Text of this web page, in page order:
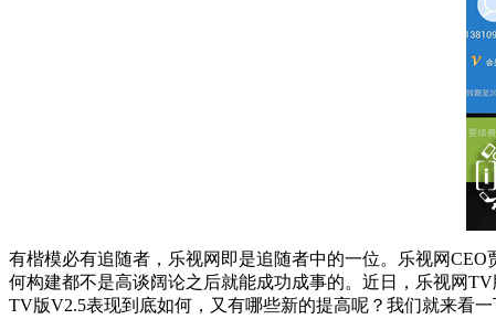
有楷模必有追随者，乐视网即是追随者中的一位。乐视网
何构建都不是高谈阔论之后就能成功成事的。近日，乐视网
TV版V2.5表现到底如何，又有哪些新的提高呢？我们就来看一